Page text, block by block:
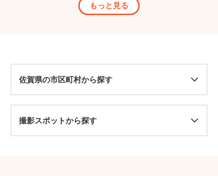
もっと見る
佐賀県の市区町村から探す
撮影スポットから探す